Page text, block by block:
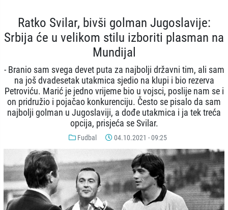
Ratko Svilar, bivši golman Jugoslavije:
Srbija će u velikom stilu izboriti plasman na
Mundijal
- Branio sam svega devet puta za najbolji državni tim, ali sam
na još dvadesetak utakmica sjedio na klupi i bio rezerva
Petroviću. Marić je jedno vrijeme bio u vojsci, poslije nam se i
on pridružio i pojačao konkurenciju. Često se pisalo da sam
najbolji golman u Jugoslaviji, a dođe utakmica i ja tek treća
opcija, prisjeća se Svilar.
Fudbal 04.10.2021 - 09:25